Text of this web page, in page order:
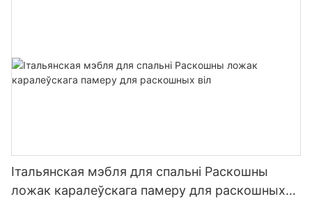
Італьянская мэбля для спальні Раскошны
ложак каралеўскага памеру для раскошных